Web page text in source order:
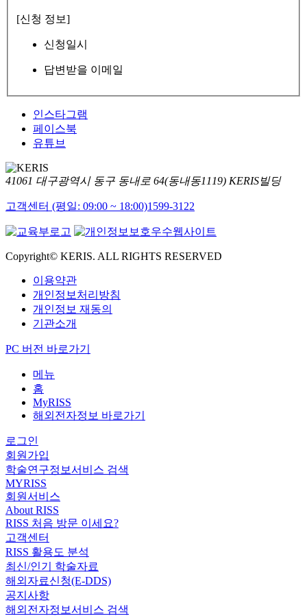
[신청 정보]
신청일시
답변받을 이메일
인스타그램
페이스북
유튜브
41061 대구광역시 동구 동내로 64(동내동1119) KERIS빌딩
고객센터 (평일: 09:00 ~ 18:00)1599-3122
Copyright© KERIS. ALL RIGHTS RESERVED
이용약관
개인정보처리방침
개인정보 재동의
기관소개
PC 버전 바로가기
메뉴
홈
MyRISS
해외전자정보 바로가기
로그인
회원가입
학술연구정보서비스 검색
MYRISS
회원서비스
About RISS
RISS 처음 방문 이세요?
고객센터
RISS 활용도 분석
최신/인기 학술자료
해외자료신청(E-DDS)
공지사항
해외전자정보서비스 검색